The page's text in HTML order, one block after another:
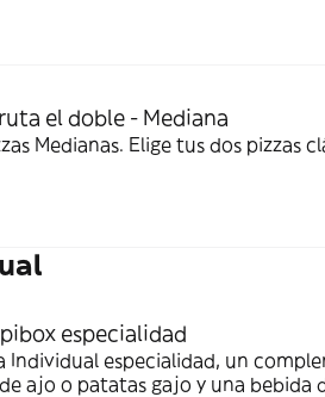
el doble - Mediana
Medianas. Elige tus dos pizzas
especialidad
Individual especialidad, un
ajo o patatas gajo y una bebida